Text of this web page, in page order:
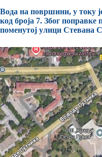
Вода на површини, у току
код броја 7. Због поправке
поменутој улици Стевана